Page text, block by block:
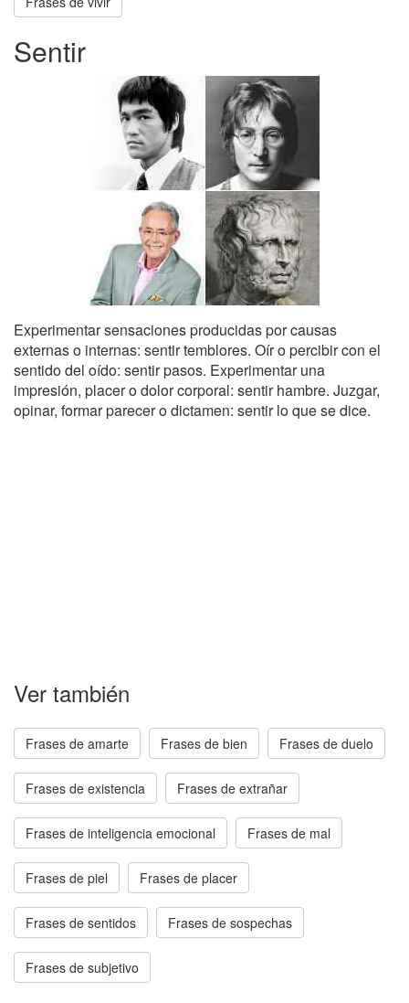
Sentir
Experimentar sensaciones producidas por causas
externas o internas: sentir temblores. Oír o percibir con el
sentido del oído: sentir pasos. Experimentar una
impresión, placer o dolor corporal: sentir hambre. Juzgar,
opinar, formar parecer o dictamen: sentir lo que se dice.
Ver también
Frases de amarte Frases de bien Frases de duelo
Frases de existencia Frases de extrañar
Frases de inteligencia emocional Frases de mal
Frases de piel Frases de placer
Frases de sentidos Frases de sospechas
Frases de subjetivo